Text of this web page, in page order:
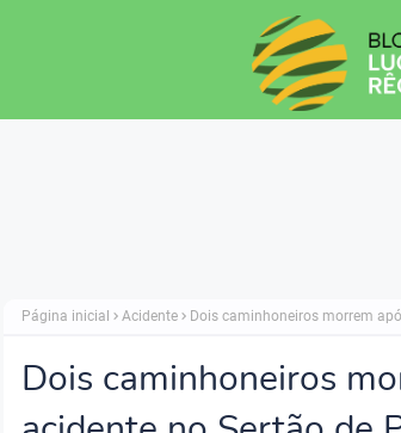
Página inicial Acidente Dois caminhoneiros morrem
Dois caminhoneiros